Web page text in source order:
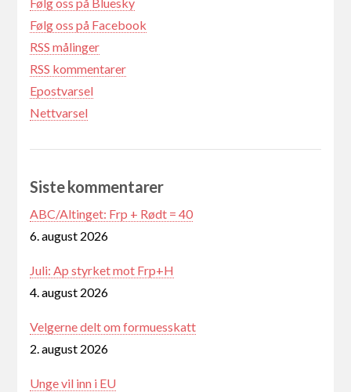
Følg oss på Facebook
RSS målinger
RSS kommentarer
Epostvarsel
Nettvarsel
Siste kommentarer
ABC/Altinget: Frp + Rødt = 40
6. august 2026
Juli: Ap styrket mot Frp+H
4. august 2026
Velgerne delt om formuesskatt
2. august 2026
Unge vil inn i EU